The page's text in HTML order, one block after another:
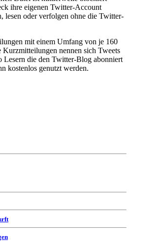
ihre eigenen Twitter-Account
lesen oder verfolgen ohne die Twitter-
mit einem Umfang von je 160
nennen sich Tweets
die den Twitter-Blog abonniert
kostenlos genutzt werden.